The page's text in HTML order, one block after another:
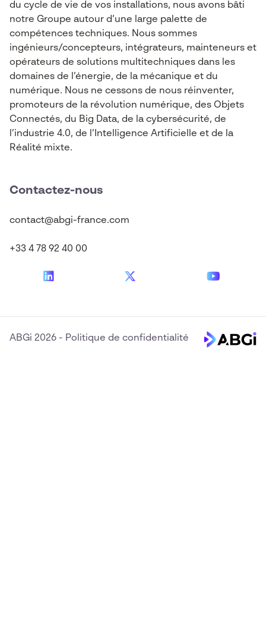
du cycle de vie de vos installations, nous avons bâti
notre Groupe autour d’une large palette de
compétences techniques. Nous sommes
ingénieurs/concepteurs, intégrateurs, mainteneurs et
opérateurs de solutions multitechniques dans les
domaines de l’énergie, de la mécanique et du
numérique. Nous ne cessons de nous réinventer,
promoteurs de la révolution numérique, des Objets
Connectés, du Big Data, de la cybersécurité, de
l’industrie 4.0, de l’Intelligence Artificielle et de la
Réalité mixte.
Contactez-nous
contact@abgi-france.com
+33 4 78 92 40 00
ABGi 2026 - Politique de confidentialité